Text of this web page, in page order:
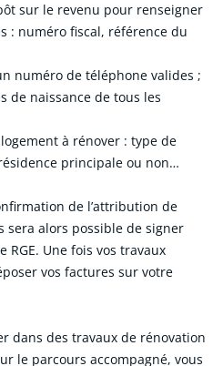
sur le revenu pour renseigner
: numéro fiscal, référence du
numéro de téléphone valides ;
de naissance de tous les
à rénover : type de
principale ou non…
de l’attribution de
sera alors possible de signer
RGE. Une fois vos travaux
vos factures sur votre
dans des travaux de rénovation
le parcours accompagné, vous